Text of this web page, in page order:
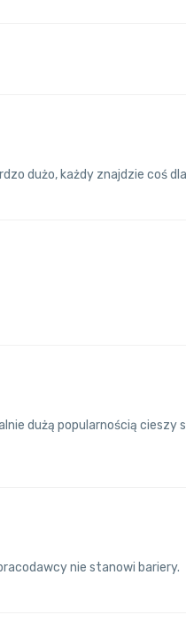
dużo, każdy znajdzie coś
dużą popularnością cieszy
nie stanowi bariery.